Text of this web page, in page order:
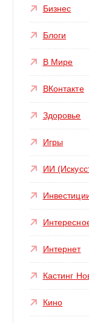
Бизнес
Блоги
В Мире
ВКонтакте
Здоровье
Игры
ИИ
Интернет
Кастинг
Кино